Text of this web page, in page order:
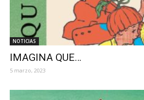
NOTICIAS
IMAGINA QUE…
5 marzo, 2023